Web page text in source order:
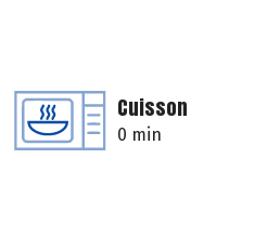
Cuisson
0 min